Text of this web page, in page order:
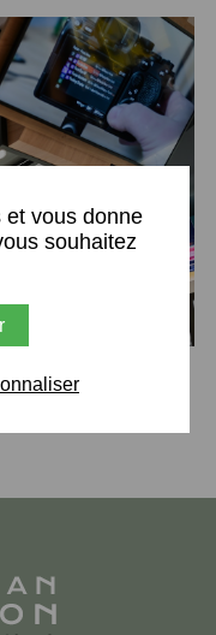
et vous donne
souhaitez